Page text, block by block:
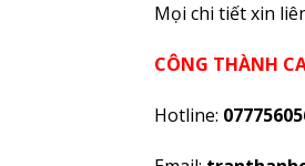
Mọi chi tiết xin
CÔNG THÀNH
Hotline: